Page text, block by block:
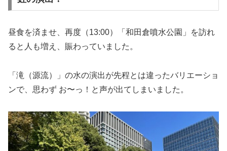
昼食を済ませ、再度（13:00）「和田倉噴水公園」を訪れ
ると人も増え、賑わっていました。
「滝（源流）」の水の演出が先程とは違ったバリエーショ
ンで、思わず お〜っ！と声が出てしまいました。